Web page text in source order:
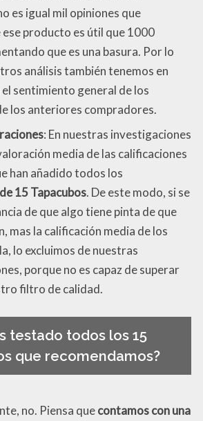
es igual mil opiniones que
producto es útil que 1000
que es una basura. Por lo
análisis también tenemos en
sentimiento general de los
los anteriores compradores.
: En nuestras investigaciones
media de las calificaciones
han añadido todos los
15 Tapacubos. De este modo, si se
de que algo tiene pinta de que
mas la calificación media de los
lo excluimos de nuestras
porque no es capaz de superar
filtro de calidad.
testado todos los 15
que recomendamos?
no. Piensa quecontamos con una